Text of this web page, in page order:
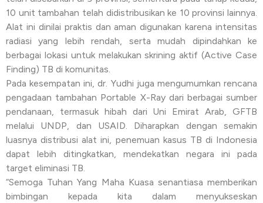
10 unit tambahan telah didistribusikan ke 10 provinsi lainnya.
Alat ini dinilai praktis dan aman digunakan karena intensitas
radiasi yang lebih rendah, serta mudah dipindahkan ke
berbagai lokasi untuk melakukan skrining aktif (Active Case
Finding) TB di komunitas.
Pada kesempatan ini, dr. Yudhi juga mengumumkan rencana
pengadaan tambahan Portable X-Ray dari berbagai sumber
pendanaan, termasuk hibah dari Uni Emirat Arab, GFTB
melalui UNDP, dan USAID. Diharapkan dengan semakin
luasnya distribusi alat ini, penemuan kasus TB di Indonesia
dapat lebih ditingkatkan, mendekatkan negara ini pada
target eliminasi TB.
“Semoga Tuhan Yang Maha Kuasa senantiasa memberikan
bimbingan kepada kita dalam menyukseskan